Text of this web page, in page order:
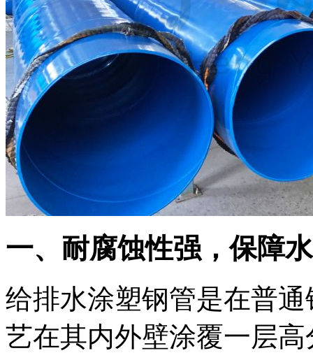
一、耐腐蚀性强，保障
给排水涂塑钢管是在普
艺在其内外壁涂覆一层